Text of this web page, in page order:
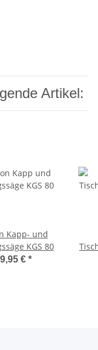
Artikel:
Kapp- und
KGS 80
€ *